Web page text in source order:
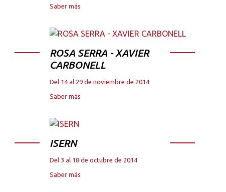
Saber más
ROSA SERRA - XAVIER
CARBONELL
Del 14 al 29 de noviembre de 2014
Saber más
ISERN
Del 3 al 18 de octubre de 2014
Saber más